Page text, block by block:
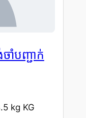
ាំបញ្ជាក់
kg KG